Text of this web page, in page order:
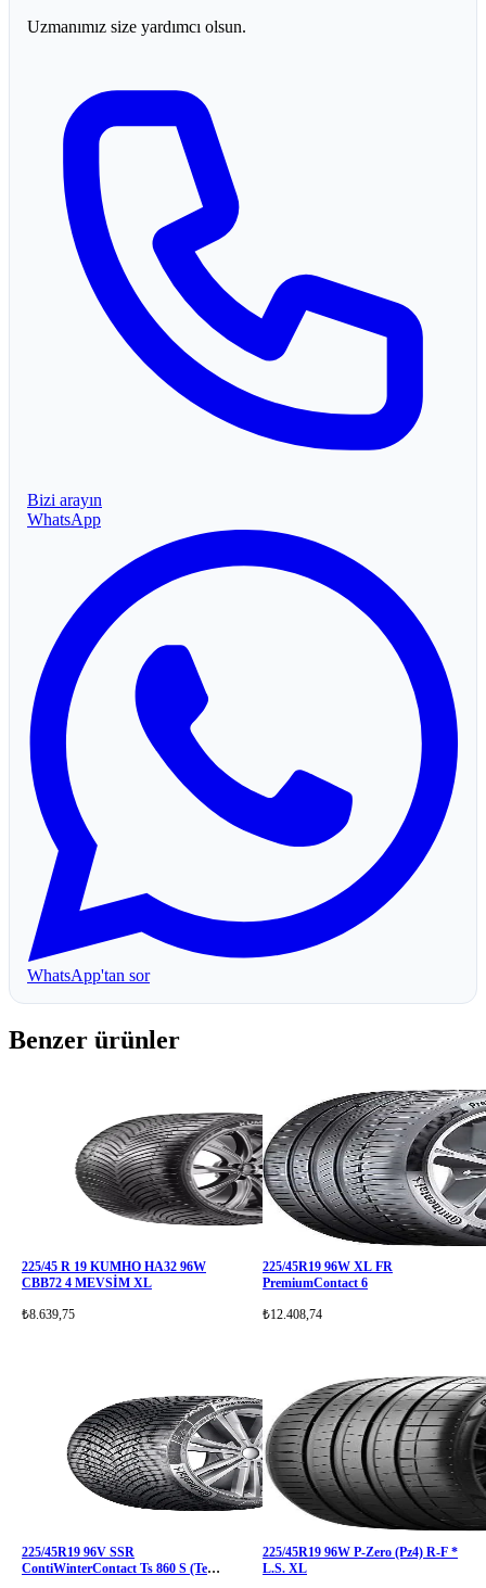
Uzmanımız size yardımcı olsun.
Bizi arayın
WhatsApp
WhatsApp'tan sor
Benzer ürünler
225/45 R 19 KUMHO HA32 96W
CBB72 4 MEVSİM XL
₺8.639,75
225/45R19 96W XL FR
PremiumContact 6
₺12.408,74
225/45R19 96V SSR
ContiWinterContact Ts 860 S (Tek
225/45R19 96W P-Zero (Pz4) R-F *
L.S. XL